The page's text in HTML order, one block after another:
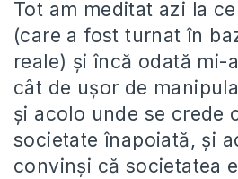
Tot am meditat azi la
(care a fost turnat în
reale) şi încă odată mi-
cât de uşor de
şi acolo unde se crede
societate înapoiată, şi
convinşi că societatea